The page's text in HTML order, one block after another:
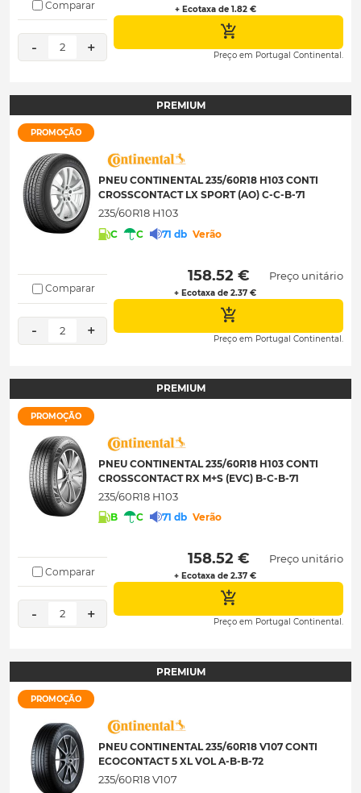
Comparar
- 2 +
+ Ecotaxa de 1.82 €
Preço em Portugal Continental.
PREMIUM
PROMOÇÃO
PNEU CONTINENTAL 235/60R18 H103 CONTI
CROSSCONTACT LX SPORT (AO) C-C-B-71
235/60R18 H103
C C 71 db Verão
Comparar
- 2 +
158.52 €
+ Ecotaxa de 2.37 €
Preço unitário
Preço em Portugal Continental.
PREMIUM
PROMOÇÃO
PNEU CONTINENTAL 235/60R18 H103 CONTI
CROSSCONTACT RX M+S (EVC) B-C-B-71
235/60R18 H103
B C 71 db Verão
Comparar
- 2 +
158.52 €
+ Ecotaxa de 2.37 €
Preço unitário
Preço em Portugal Continental.
PREMIUM
PROMOÇÃO
PNEU CONTINENTAL 235/60R18 V107 CONTI
ECOCONTACT 5 XL VOL A-B-B-72
235/60R18 V107